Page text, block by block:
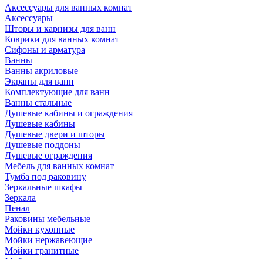
Аксессуары для ванных комнат
Аксессуары
Шторы и карнизы для ванн
Коврики для ванных комнат
Сифоны и арматура
Ванны
Ванны акриловые
Экраны для ванн
Комплектующие для ванн
Ванны стальные
Душевые кабины и ограждения
Душевые кабины
Душевые двери и шторы
Душевые поддоны
Душевые ограждения
Мебель для ванных комнат
Тумба под раковину
Зеркальные шкафы
Зеркала
Пенал
Раковины мебельные
Мойки кухонные
Мойки нержавеющие
Мойки гранитные